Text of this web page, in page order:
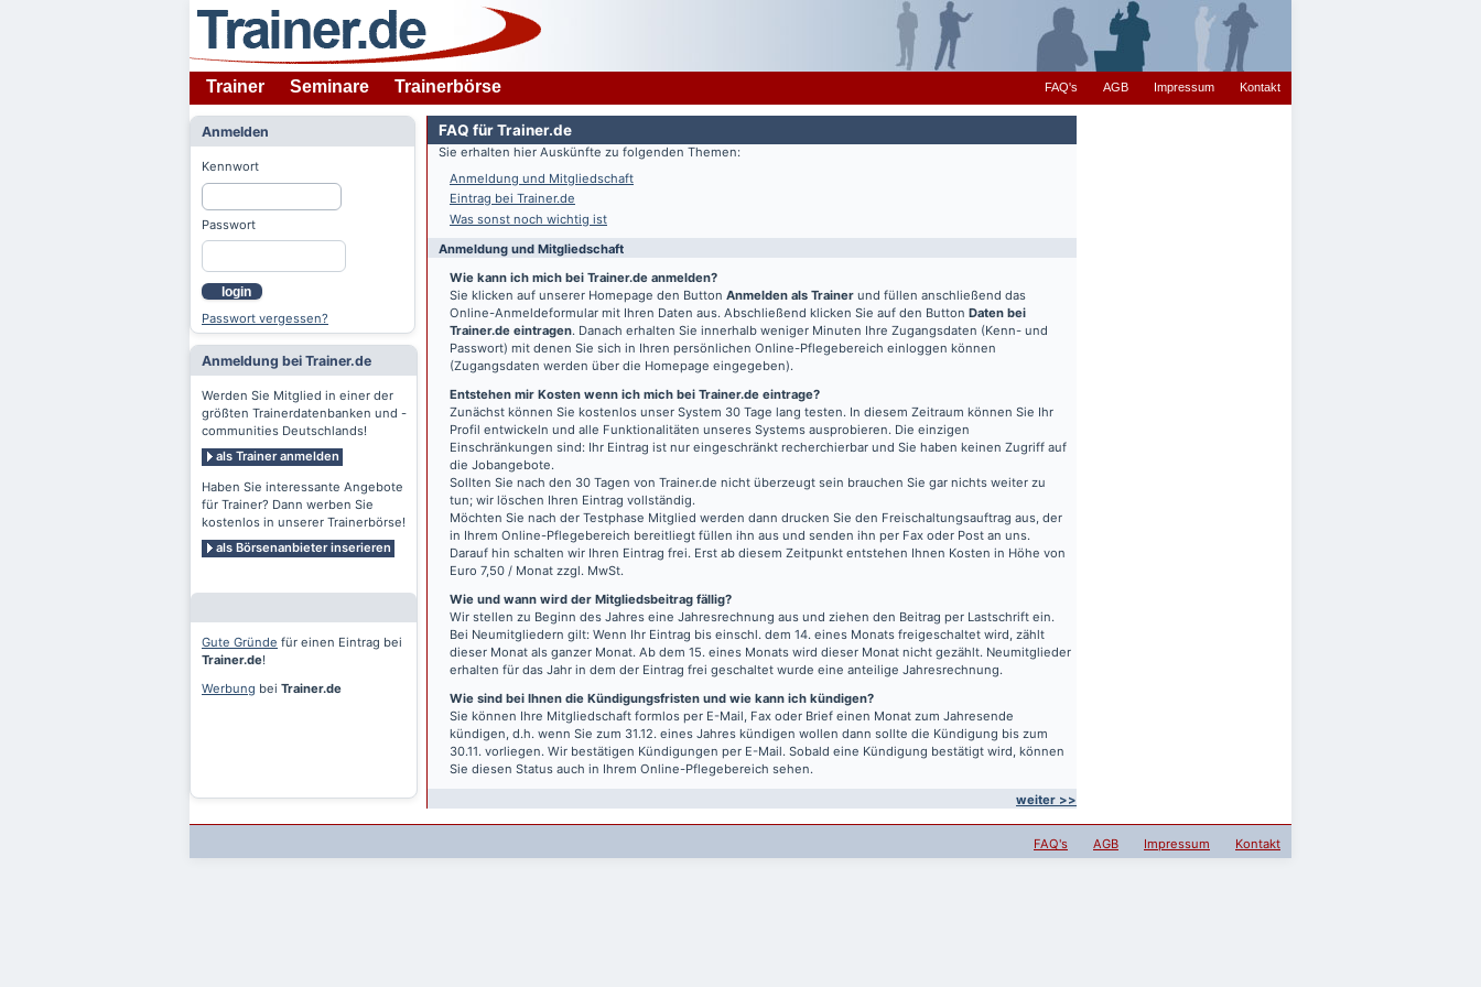
Trainer Seminare Trainerbörse FAQ's AGB Impressum Kontakt
Anmelden
Kennwort
Passwort
login
Passwort vergessen?
Anmeldung bei Trainer.de
Werden Sie Mitglied in einer der
größten Trainerdatenbanken und -
communities Deutschlands!
als Trainer anmelden
Haben Sie interessante Angebote
für Trainer? Dann werben Sie
kostenlos in unserer Trainerbörse!
als Börsenanbieter inserieren
Gute Gründe für einen Eintrag bei
Trainer.de!
Werbung bei Trainer.de
FAQ für Trainer.de
Sie erhalten hier Auskünfte zu folgenden Themen:
Anmeldung und Mitgliedschaft
Eintrag bei Trainer.de
Was sonst noch wichtig ist
Anmeldung und Mitgliedschaft
Wie kann ich mich bei Trainer.de anmelden?
Sie klicken auf unserer Homepage den Button Anmelden als Trainer und füllen anschließend das
Online-Anmeldeformular mit Ihren Daten aus. Abschließend klicken Sie auf den Button Daten bei
Trainer.de eintragen. Danach erhalten Sie innerhalb weniger Minuten Ihre Zugangsdaten (Kenn- und
Passwort) mit denen Sie sich in Ihren persönlichen Online-Pflegebereich einloggen können
(Zugangsdaten werden über die Homepage eingegeben).
Entstehen mir Kosten wenn ich mich bei Trainer.de eintrage?
Zunächst können Sie kostenlos unser System 30 Tage lang testen. In diesem Zeitraum können Sie Ihr
Profil entwickeln und alle Funktionalitäten unseres Systems ausprobieren. Die einzigen
Einschränkungen sind: Ihr Eintrag ist nur eingeschränkt recherchierbar und Sie haben keinen Zugriff auf
die Jobangebote.
Sollten Sie nach den 30 Tagen von Trainer.de nicht überzeugt sein brauchen Sie gar nichts weiter zu
tun; wir löschen Ihren Eintrag vollständig.
Möchten Sie nach der Testphase Mitglied werden dann drucken Sie den Freischaltungsauftrag aus, der
in Ihrem Online-Pflegebereich bereitliegt füllen ihn aus und senden ihn per Fax oder Post an uns.
Darauf hin schalten wir Ihren Eintrag frei. Erst ab diesem Zeitpunkt entstehen Ihnen Kosten in Höhe von
Euro 7,50 / Monat zzgl. MwSt.
Wie und wann wird der Mitgliedsbeitrag fällig?
Wir stellen zu Beginn des Jahres eine Jahresrechnung aus und ziehen den Beitrag per Lastschrift ein.
Bei Neumitgliedern gilt: Wenn Ihr Eintrag bis einschl. dem 14. eines Monats freigeschaltet wird, zählt
dieser Monat als ganzer Monat. Ab dem 15. eines Monats wird dieser Monat nicht gezählt. Neumitglieder
erhalten für das Jahr in dem der Eintrag frei geschaltet wurde eine anteilige Jahresrechnung.
Wie sind bei Ihnen die Kündigungsfristen und wie kann ich kündigen?
Sie können Ihre Mitgliedschaft formlos per E-Mail, Fax oder Brief einen Monat zum Jahresende
kündigen, d.h. wenn Sie zum 31.12. eines Jahres kündigen wollen dann sollte die Kündigung bis zum
30.11. vorliegen. Wir bestätigen Kündigungen per E-Mail. Sobald eine Kündigung bestätigt wird, können
Sie diesen Status auch in Ihrem Online-Pflegebereich sehen.
weiter >>
FAQ's AGB Impressum Kontakt